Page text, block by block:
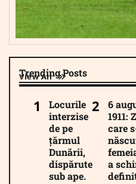
Trending Posts
View All
Locurile
interzise
de pe
țărmul
Dunării,
dispărute
sub ape.
6
1911:
care
a